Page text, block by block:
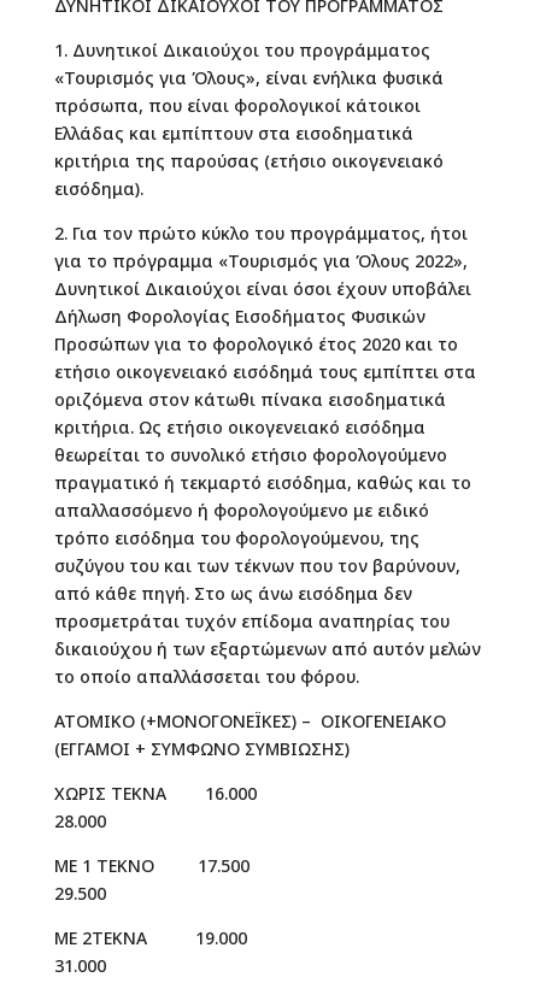
ΔΥΝΗΤΙΚΟΙ ΔΙΚΑΙΟΥΧΟΙ ΤΟΥ ΠΡΟΓΡΑΜΜΑΤΟΣ
1. Δυνητικοί Δικαιούχοι του προγράμματος
«Τουρισμός για Όλους», είναι ενήλικα φυσικά
πρόσωπα, που είναι φορολογικοί κάτοικοι
Ελλάδας και εμπίπτουν στα εισοδηματικά
κριτήρια της παρούσας (ετήσιο οικογενειακό
εισόδημα).
2. Για τον πρώτο κύκλο του προγράμματος, ήτοι
για το πρόγραμμα «Τουρισμός για Όλους 2022»,
Δυνητικοί Δικαιούχοι είναι όσοι έχουν υποβάλει
Δήλωση Φορολογίας Εισοδήματος Φυσικών
Προσώπων για το φορολογικό έτος 2020 και το
ετήσιο οικογενειακό εισόδημά τους εμπίπτει στα
οριζόμενα στον κάτωθι πίνακα εισοδηματικά
κριτήρια. Ως ετήσιο οικογενειακό εισόδημα
θεωρείται το συνολικό ετήσιο φορολογούμενο
πραγματικό ή τεκμαρτό εισόδημα, καθώς και το
απαλλασσόμενο ή φορολογούμενο με ειδικό
τρόπο εισόδημα του φορολογούμενου, της
συζύγου του και των τέκνων που τον βαρύνουν,
από κάθε πηγή. Στο ως άνω εισόδημα δεν
προσμετράται τυχόν επίδομα αναπηρίας του
δικαιούχου ή των εξαρτώμενων από αυτόν μελών
το οποίο απαλλάσσεται του φόρου.
ΑΤΟΜΙΚΟ (+ΜΟΝΟΓΟΝΕΪΚΕΣ) – ΟΙΚΟΓΕΝΕΙΑΚΟ
(ΕΓΓΑΜΟΙ + ΣΥΜΦΩΝΟ ΣΥΜΒΙΩΣΗΣ)
ΧΩΡΙΣ ΤΕΚΝΑ 16.000
28.000
ΜΕ 1 ΤΕΚΝΟ 17.500
29.500
ΜΕ 2ΤΕΚΝΑ 19.000
31.000